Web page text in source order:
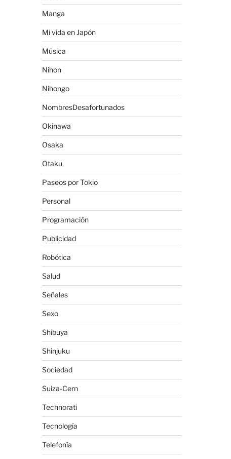
Manga
Mi vida en Japón
Música
Nihon
Nihongo
NombresDesafortunados
Okinawa
Osaka
Otaku
Paseos por Tokio
Personal
Programación
Publicidad
Robótica
Salud
Señales
Sexo
Shibuya
Shinjuku
Sociedad
Suiza-Cern
Technorati
Tecnología
Telefonía